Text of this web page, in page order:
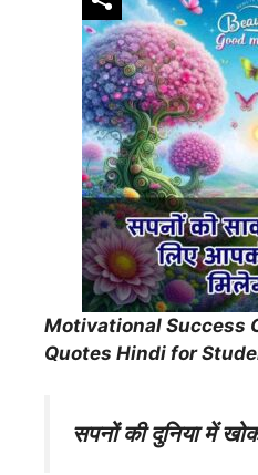
Motivational Success
Quotes Hindi for
सपनों की दुनिया में